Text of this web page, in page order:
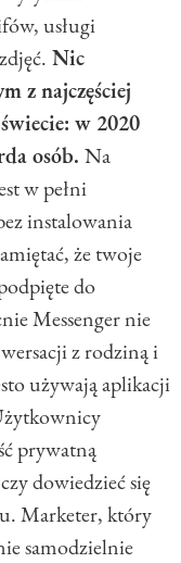
usługi
Nic
z najczęściej
w 2020
osób. Na
w pełni
instalowania
że twoje
do
Messenger nie
z rodziną i
używają aplikacji
prywatną
dowiedzieć się
Marketer, który
samodzielnie